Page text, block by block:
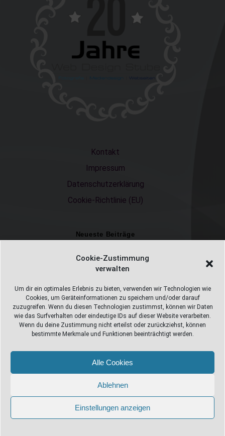
Cookie-Zustimmung
verwalten
Um dir ein optimales Erlebnis zu bieten, verwenden wir Technologien wie
Cookies, um Geräteinformationen zu speichern und/oder darauf
zuzugreifen. Wenn du diesen Technologien zustimmst, können wir Daten
wie das Surfverhalten oder eindeutige IDs auf dieser Website verarbeiten.
Wenn du deine Zustimmung nicht erteilst oder zurückziehst, können
bestimmte Merkmale und Funktionen beeinträchtigt werden.
Alle Cookies
Ablehnen
Einstellungen anzeigen
Kontakt
Impressum
Datenschutzerklärung
Cookie-Richtlinie (EU)
Neueste Beiträge
Einschulungsfotos 2026 – ein unvergesslicher Moment
Fotostudio in Fichtelberg
Alles Pizza oder was ;-)
Überweisungen
Weihnachtsfotoshooting 2026
Web Design Stube 95686 Fichtelberg
Bayreuther Straße 10
info@webdesign-stube.de